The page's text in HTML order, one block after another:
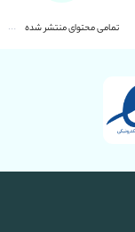
تمامی محتوای منتشر شده